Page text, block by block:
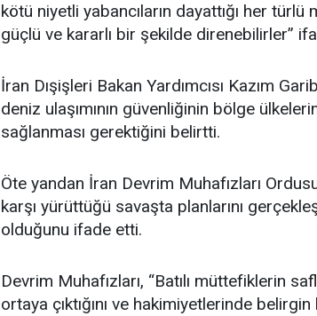
kötü niyetli yabancıların dayattığı her türlü
güçlü ve kararlı bir şekilde direnebilirler”
İran Dışişleri Bakan Yardımcısı Kazım
deniz ulaşımının güvenliğinin bölge
sağlanması gerektiğini belirtti.
Öte yandan İran Devrim Muhafızları
karşı yürüttüğü savaşta planlarını
olduğunu ifade etti.
Devrim Muhafızları, “Batılı müttefiklerin
ortaya çıktığını ve hakimiyetlerinde belirgin